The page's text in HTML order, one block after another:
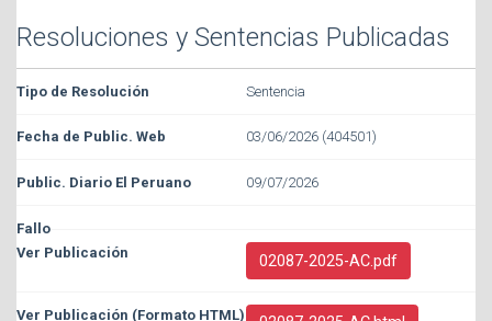
Resoluciones y Sentencias Publicadas
Sentencia
03/06/2026 (404501)
09/07/2026
02087-2025-AC.pdf